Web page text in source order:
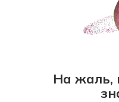
На жаль,